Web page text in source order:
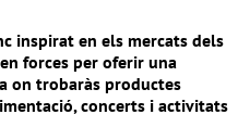
inspirat en els mercats dels
forces per oferir una
on trobaràs productes
concerts i activitats